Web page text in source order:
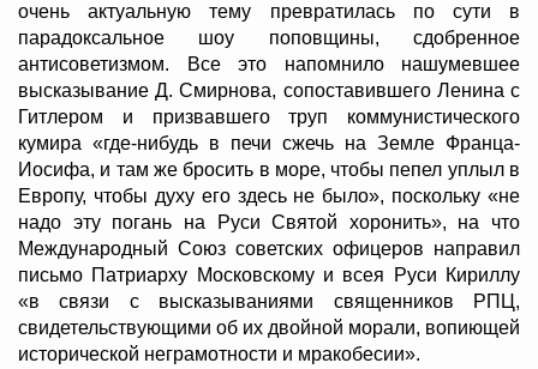
очень актуальную тему превратилась по сути в
парадоксальное шоу поповщины, сдобренное
антисоветизмом. Все это напомнило нашумевшее
высказывание Д. Смирнова, сопоставившего Ленина с
Гитлером и призвавшего труп коммунистического
кумира «где-нибудь в печи сжечь на Земле Франца-
Иосифа, и там же бросить в море, чтобы пепел уплыл в
Европу, чтобы духу его здесь не было», поскольку «не
надо эту погань на Руси Святой хоронить», на что
Международный Союз советских офицеров направил
письмо Патриарху Московскому и всея Руси Кириллу
«в связи с высказываниями священников РПЦ,
свидетельствующими об их двойной морали, вопиющей
исторической неграмотности и мракобесии».